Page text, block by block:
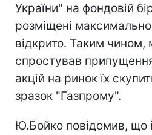
України" на фондовій
розміщені максимально
відкрито. Таким чином,
спростував
акцій на ринок їх
зразок "Газпрому".
Ю.Бойко повідомив, що